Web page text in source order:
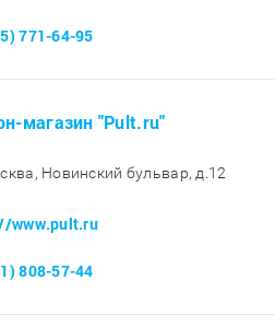
771-64-95
магазин "Pult.ru"
Новинский бульвар, д.12
www.pult.ru
808-57-44